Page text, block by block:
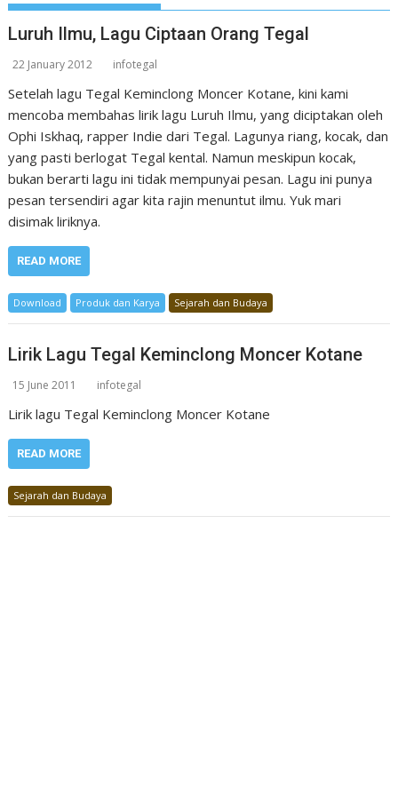
Luruh Ilmu, Lagu Ciptaan Orang Tegal
22 January 2012 infotegal
Setelah lagu Tegal Keminclong Moncer Kotane, kini kami
mencoba membahas lirik lagu Luruh Ilmu, yang diciptakan oleh
Ophi Iskhaq, rapper Indie dari Tegal. Lagunya riang, kocak, dan
yang pasti berlogat Tegal kental. Namun meskipun kocak,
bukan berarti lagu ini tidak mempunyai pesan. Lagu ini punya
pesan tersendiri agar kita rajin menuntut ilmu. Yuk mari
disimak liriknya.
READ MORE
Download Produk dan Karya Sejarah dan Budaya
Lirik Lagu Tegal Keminclong Moncer Kotane
15 June 2011 infotegal
Lirik lagu Tegal Keminclong Moncer Kotane
READ MORE
Sejarah dan Budaya